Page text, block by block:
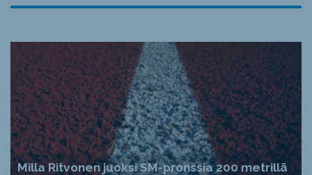
Milla Ritvonen juoksi SM-pronssia 200 metrillä